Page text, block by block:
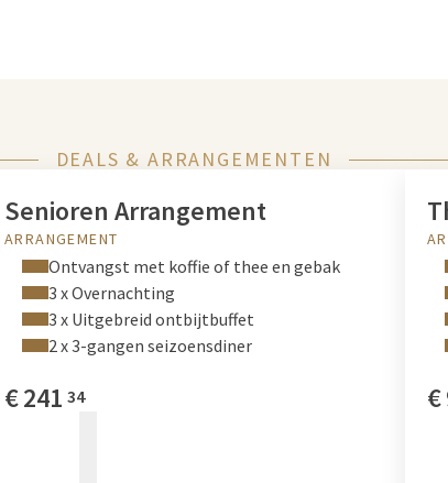
DEALS & ARRANGEMENTEN
Senioren Arrangement
ARRANGEMENT
Ontvangst met koffie of thee en gebak
3 x Overnachting
3 x Uitgebreid ontbijtbuffet
2 x 3-gangen seizoensdiner
€241 34 €